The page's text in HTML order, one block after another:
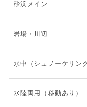
砂浜メイン
岩場・川辺
水中（シュノーケリン
水陸両用（移動あり）